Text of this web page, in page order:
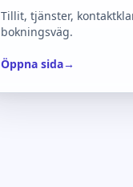
Tillit, tjänster,
bokningsväg.
Öppna sida→